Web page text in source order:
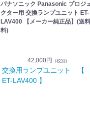
パナソニック Panasonic プロジ
クター用 交換ランプユニット ET-
LAV400 【メーカー純正品】(送
料)
42,000円 （税別）
交換用ランプユニット 【
ET-LAV400 】